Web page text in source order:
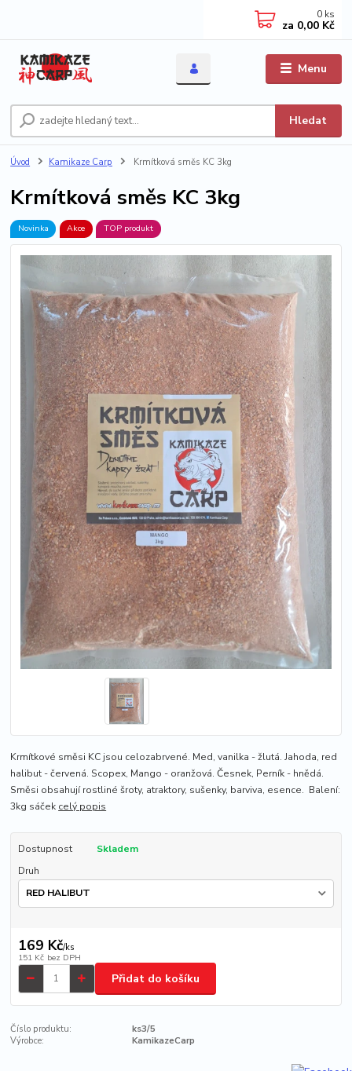
Menu
Hledat
0 ks
za 0,00 Kč
Úvod Kamikaze Carp Krmítková směs KC 3kg
Krmítková směs KC 3kg
Novinka Akce TOP produkt
Krmítkové směsi KC jsou celozabrvené. Med, vanilka - žlutá. Jahoda, red
halibut - červená. Scopex, Mango - oranžová. Česnek, Perník - hnědá.
Směsi obsahují rostliné šroty, atraktory, sušenky, barviva, esence. Balení:
3kg sáček celý popis
Dostupnost
Skladem
Druh
169 Kč/ks
151 Kč bez DPH
Přidat do košíku
Číslo produktu:
ks3/5
Výrobce:
KamikazeCarp